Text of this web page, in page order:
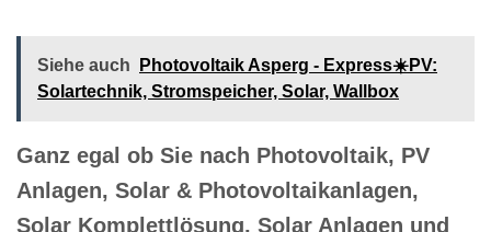
Siehe auch
Photovoltaik Asperg - Express☀️PV️:
Solartechnik, Stromspeicher, Solar, Wallbox
Ganz egal ob Sie nach Photovoltaik, PV
Anlagen, Solar & Photovoltaikanlagen,
Solar Komplettlösung, Solar Anlagen und